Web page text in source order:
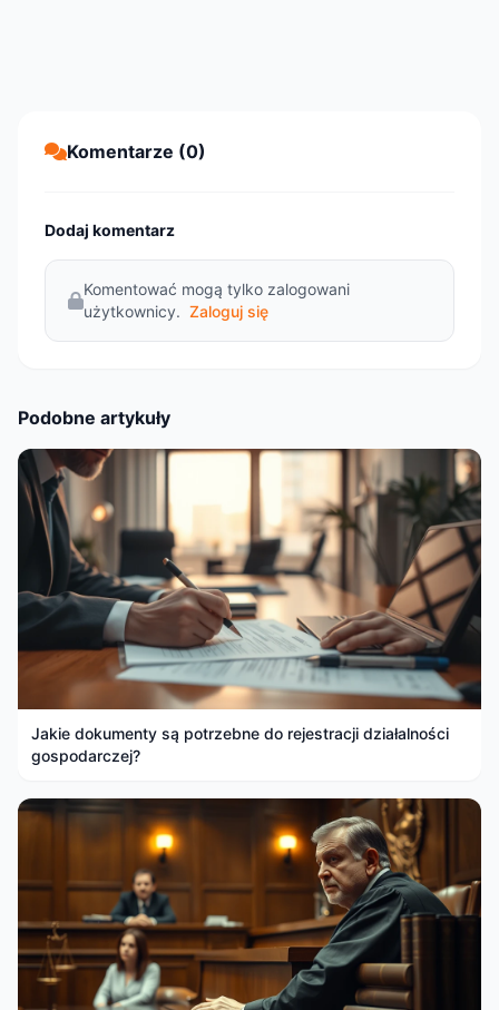
Komentarze (0)
Dodaj komentarz
Komentować mogą tylko zalogowani
użytkownicy. Zaloguj się
Podobne artykuły
Jakie dokumenty są potrzebne do rejestracji działalności
gospodarczej?